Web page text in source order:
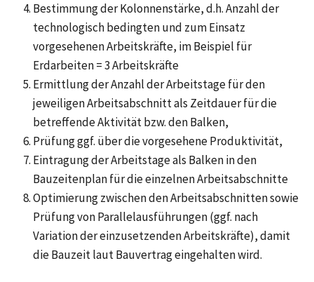
Bestimmung der Kolonnenstärke, d.h. Anzahl der
technologisch bedingten und zum Einsatz
vorgesehenen Arbeitskräfte, im Beispiel für
Erdarbeiten = 3 Arbeitskräfte
Ermittlung der Anzahl der Arbeitstage für den
jeweiligen Arbeitsabschnitt als Zeitdauer für die
betreffende Aktivität bzw. den Balken,
Prüfung ggf. über die vorgesehene Produktivität,
Eintragung der Arbeitstage als Balken in den
Bauzeitenplan für die einzelnen Arbeitsabschnitte
Optimierung zwischen den Arbeitsabschnitten sowie
Prüfung von Parallelausführungen (ggf. nach
Variation der einzusetzenden Arbeitskräfte), damit
die Bauzeit laut Bauvertrag eingehalten wird.